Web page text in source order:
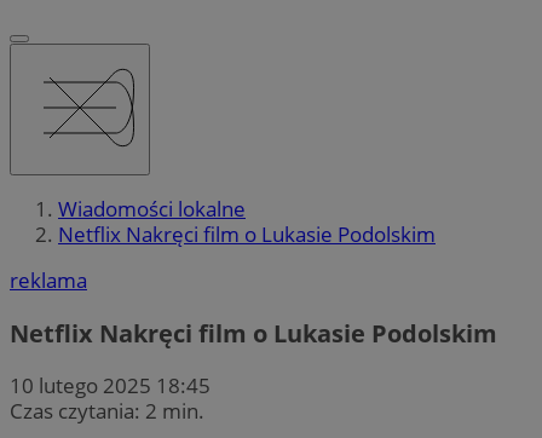
Wiadomości lokalne
Netflix Nakręci film o Lukasie Podolskim
reklama
Netflix Nakręci film o Lukasie Podolskim
10 lutego 2025 18:45
Czas czytania: 2 min.